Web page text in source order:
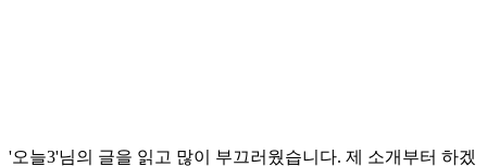
'오늘3'님의 글을 읽고 많이 부끄러웠습니다. 제 소개부터 하겠